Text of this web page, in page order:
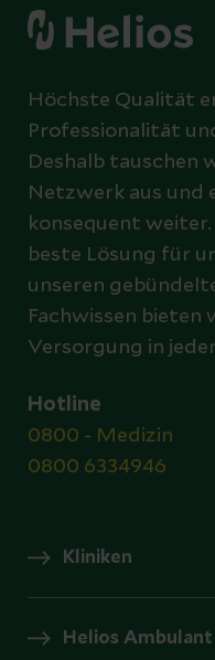
Höchste Qualität
Professionalität
Deshalb tauschen
Netzwerk aus und
konsequent
beste Lösung für
unseren
Fachwissen bieten
Versorgung in
Hotline
0800 - Medizin
0800 6334946
Kliniken
Helios Ambulant